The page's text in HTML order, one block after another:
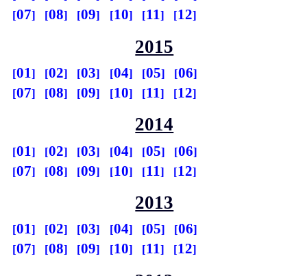
07
08 09 10 11 12
2015
01 02 03 04 05
06
07
08 09 10 11 12
2014
01 02 03 04 05
06
07
08 09 10 11 12
2013
01 02 03 04 05
06
07
08 09 10 11 12